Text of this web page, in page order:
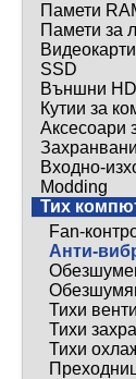
Памети
Памети за
Видеокарти
SSD
Външни
Кутии за
Аксесоари
Входно-
Modding
Тих
Fan-
Анти-
Тихи
Тихи
Тихи